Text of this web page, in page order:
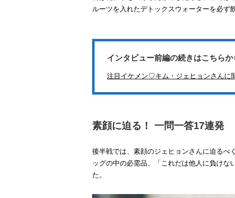
ルーツを入れたデトックスウォーターを必ず
インタビュー前編の続きはこちらか
注目イケメン♡キム・ジェヒョンさんに
素顔に迫る！ 一問一答17連発
後半戦では、素顔のジェヒョンさんに迫るべ
ッグの中の必需品、「これだは他人に負けな
た。